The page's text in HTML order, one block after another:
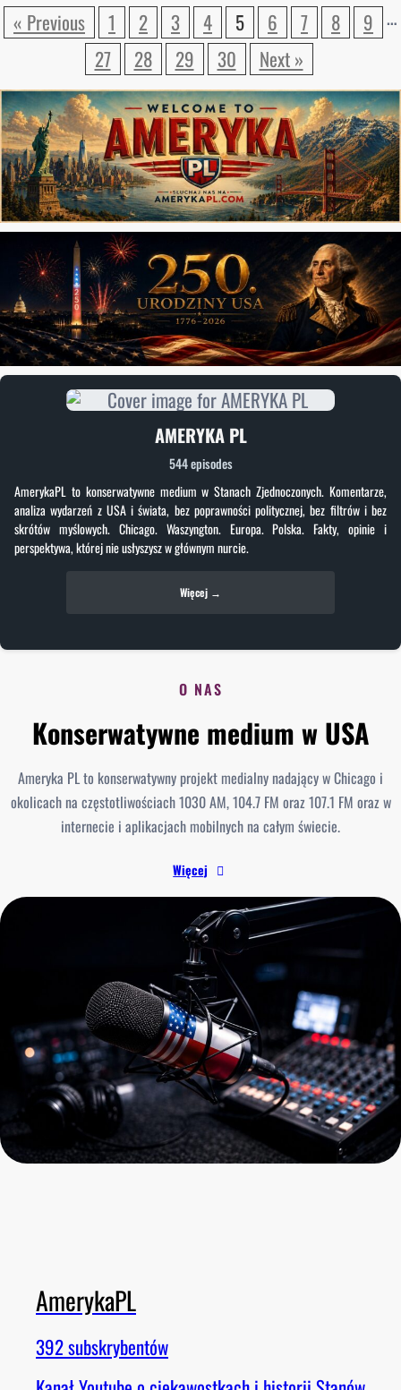
« Previous 1 2 3 4 5 6 7 8 9 …
27
28 29 30 Next »
AMERYKA PL
544 episodes
AmerykaPL to konserwatywne medium w Stanach Zjednoczonych. Komentarze,
analiza wydarzeń z USA i świata, bez poprawności politycznej, bez filtrów i bez
skrótów myślowych. Chicago. Waszyngton. Europa. Polska. Fakty, opinie i
perspektywa, której nie usłyszysz w głównym nurcie.
Więcej →
O NAS
Konserwatywne medium w USA
Ameryka PL to konserwatywny projekt medialny nadający w Chicago i
okolicach na częstotliwościach 1030 AM, 104.7 FM oraz 107.1 FM oraz w
internecie i aplikacjach mobilnych na całym świecie.
Więcej
AmerykaPL
392 subskrybentów